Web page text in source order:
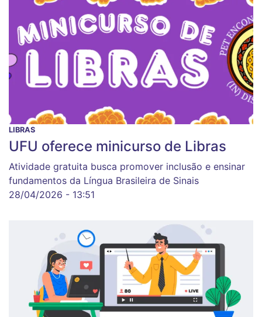
LIBRAS
UFU oferece minicurso de Libras
Atividade gratuita busca promover inclusão e ensinar
fundamentos da Língua Brasileira de Sinais
28/04/2026 - 13:51